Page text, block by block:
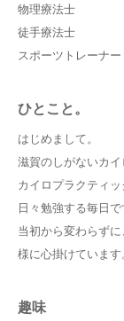
物理療法士
徒手療法士
スポーツトレーナー
ひとこと。
はじめまして。
滋賀のしがないカイ
カイロプラクティ
日々勉強する毎日で
当初から変わらず
様に心掛けています。
趣味